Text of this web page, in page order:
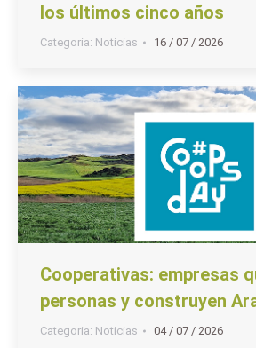
los últimos cinco años
Categoria: Noticias 16 / 07 / 2026
Cooperativas: empresas
personas y construyen
Categoria: Noticias 04 / 07 / 2026